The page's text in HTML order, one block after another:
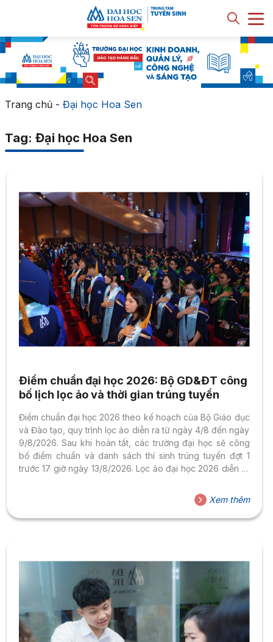
Trang chủ- Đại học Hoa Sen
Tag: Đại học Hoa Sen
Điểm chuẩn đại học 2026: Bộ GD&ĐT công
bố lịch lọc ảo và thời gian trúng tuyển
Điểm chuẩn đại học 2026 theo kế hoạch của Bộ Giáo dục
và Đào tạo, quy trình lọc ảo diễn ra từ ngày 4/8 đến ngày
9/8/2026. Sau khi hoàn tất, các trường đại học sẽ công
bố điểm chuẩn và danh sách thí sinh trúng tuyển đợt 1
trước 17 giờ ngày 13/8/2026. Lọc ảo đại học 2026 diễn ra
nộp lệ phí xét tuyển, thí sinh trên cả nước bước vào giai
đoạn quan trọng tiếp theo của mùa tuyển sinh đại học
2026: lọc ảo...
Xem thêm